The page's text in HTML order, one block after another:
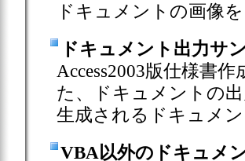
ドキュメントの画像
ドキュメント出力サ
Access2003版仕様書
た、ドキュメントの
生成されるドキュメ
VBA以外のドキュメ